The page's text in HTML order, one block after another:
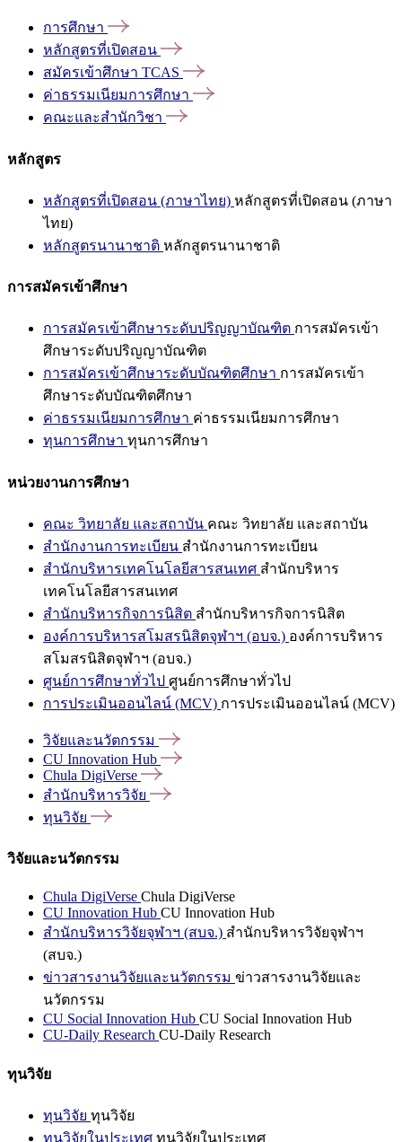
การศึกษา
หลักสูตรที่เปิดสอน
สมัครเข้าศึกษา TCAS
ค่าธรรมเนียมการศึกษา
คณะและสำนักวิชา
หลักสูตร
หลักสูตรที่เปิดสอน (ภาษาไทย) หลักสูตรที่เปิดสอน (ภาษา
ไทย)
หลักสูตรนานาชาติ หลักสูตรนานาชาติ
การสมัครเข้าศึกษา
การสมัครเข้าศึกษาระดับปริญญาบัณฑิต การสมัครเข้า
ศึกษาระดับปริญญาบัณฑิต
การสมัครเข้าศึกษาระดับบัณฑิตศึกษา การสมัครเข้า
ศึกษาระดับบัณฑิตศึกษา
ค่าธรรมเนียมการศึกษา ค่าธรรมเนียมการศึกษา
ทุนการศึกษา ทุนการศึกษา
หน่วยงานการศึกษา
คณะ วิทยาลัย และสถาบัน คณะ วิทยาลัย และสถาบัน
สำนักงานการทะเบียน สำนักงานการทะเบียน
สำนักบริหารเทคโนโลยีสารสนเทศ สำนักบริหาร
เทคโนโลยีสารสนเทศ
สำนักบริหารกิจการนิสิต สำนักบริหารกิจการนิสิต
องค์การบริหารสโมสรนิสิตจุฬาฯ (อบจ.) องค์การบริหาร
สโมสรนิสิตจุฬาฯ (อบจ.)
ศูนย์การศึกษาทั่วไป ศูนย์การศึกษาทั่วไป
การประเมินออนไลน์ (MCV) การประเมินออนไลน์ (MCV)
วิจัยและนวัตกรรม
CU Innovation Hub
Chula DigiVerse
สำนักบริหารวิจัย
ทุนวิจัย
วิจัยและนวัตกรรม
Chula DigiVerse Chula DigiVerse
CU Innovation Hub CU Innovation Hub
สำนักบริหารวิจัยจุฬาฯ (สบจ.) สำนักบริหารวิจัยจุฬาฯ
(สบจ.)
ข่าวสารงานวิจัยและนวัตกรรม ข่าวสารงานวิจัยและ
นวัตกรรม
CU Social Innovation Hub CU Social Innovation Hub
CU-Daily Research CU-Daily Research
ทุนวิจัย
ทุนวิจัย ทุนวิจัย
ทุนวิจัยในประเทศ ทุนวิจัยในประเทศ